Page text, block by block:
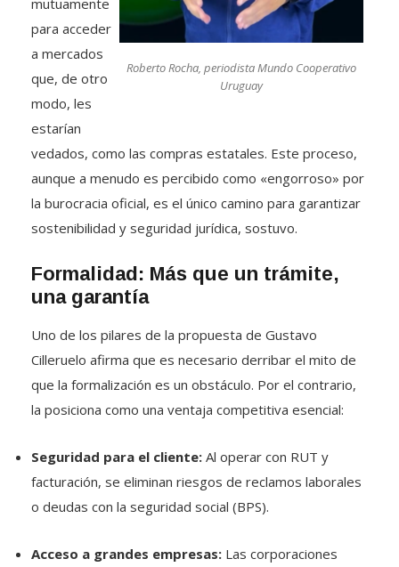
Roberto Rocha, periodista Mundo Cooperativo
Uruguay
para acceder
a mercados
que, de otro
modo, les
estarían
vedados, como las compras estatales. Este proceso,
aunque a menudo es percibido como «engorroso» por
la burocracia oficial, es el único camino para garantizar
sostenibilidad y seguridad jurídica, sostuvo.
Formalidad: Más que un trámite,
una garantía
Uno de los pilares de la propuesta de Gustavo
Cilleruelo afirma que es necesario derribar el mito de
que la formalización es un obstáculo. Por el contrario,
la posiciona como una ventaja competitiva esencial:
Seguridad para el cliente: Al operar con RUT y
facturación, se eliminan riesgos de reclamos laborales
o deudas con la seguridad social (BPS).
Acceso a grandes empresas: Las corporaciones